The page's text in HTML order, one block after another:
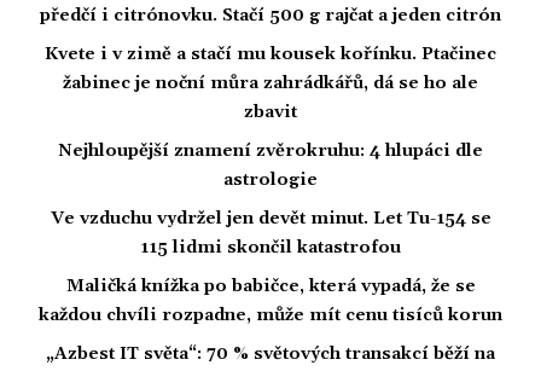
předčí i citrónovku. Stačí 500 g rajčat a jeden citrón
Kvete i v zimě a stačí mu kousek kořínku. Ptačinec
žabinec je noční můra zahrádkářů, dá se ho ale
zbavit
Nejhloupější znamení zvěrokruhu: 4 hlupáci dle
astrologie
Ve vzduchu vydržel jen devět minut. Let Tu-154 se
115 lidmi skončil katastrofou
Maličká knížka po babičce, která vypadá, že se
každou chvíli rozpadne, může mít cenu tisíců korun
„Azbest IT světa“: 70 % světových transakcí běží na